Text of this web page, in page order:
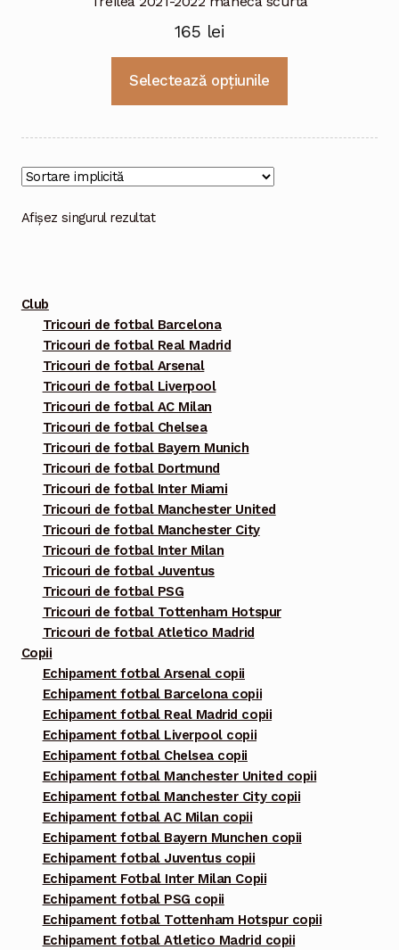
165 lei
Selectează opțiunile
mai
Afișez singurul rezultat
Club
Tricouri de fotbal Barcelona
Tricouri de fotbal Real Madrid
Tricouri de fotbal Arsenal
Tricouri de fotbal Liverpool
Tricouri de fotbal AC Milan
Tricouri de fotbal Chelsea
Tricouri de fotbal Bayern Munich
Tricouri de fotbal Dortmund
Tricouri de fotbal Inter Miami
Tricouri de fotbal Manchester United
Tricouri de fotbal Manchester City
Tricouri de fotbal Inter Milan
Tricouri de fotbal Juventus
Tricouri de fotbal PSG
Tricouri de fotbal Tottenham Hotspur
Tricouri de fotbal Atletico Madrid
Copii
Echipament fotbal Arsenal copii
Echipament fotbal Barcelona copii
Echipament fotbal Real Madrid copii
Echipament fotbal Liverpool copii
Echipament fotbal Chelsea copii
Echipament fotbal Manchester United copii
Echipament fotbal Manchester City copii
Echipament fotbal AC Milan copii
Echipament fotbal Bayern Munchen copii
Echipament fotbal Juventus copii
Echipament Fotbal Inter Milan Copii
Echipament fotbal PSG copii
Echipament fotbal Tottenham Hotspur copii
Echipament fotbal Atletico Madrid copii